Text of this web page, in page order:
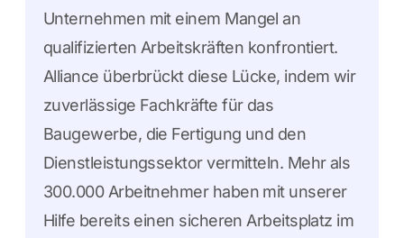
Unternehmen mit einem Mangel an
qualifizierten Arbeitskräften konfrontiert.
Alliance überbrückt diese Lücke, indem wir
zuverlässige Fachkräfte für das
Baugewerbe, die Fertigung und den
Dienstleistungssektor vermitteln. Mehr als
300.000 Arbeitnehmer haben mit unserer
Hilfe bereits einen sicheren Arbeitsplatz im